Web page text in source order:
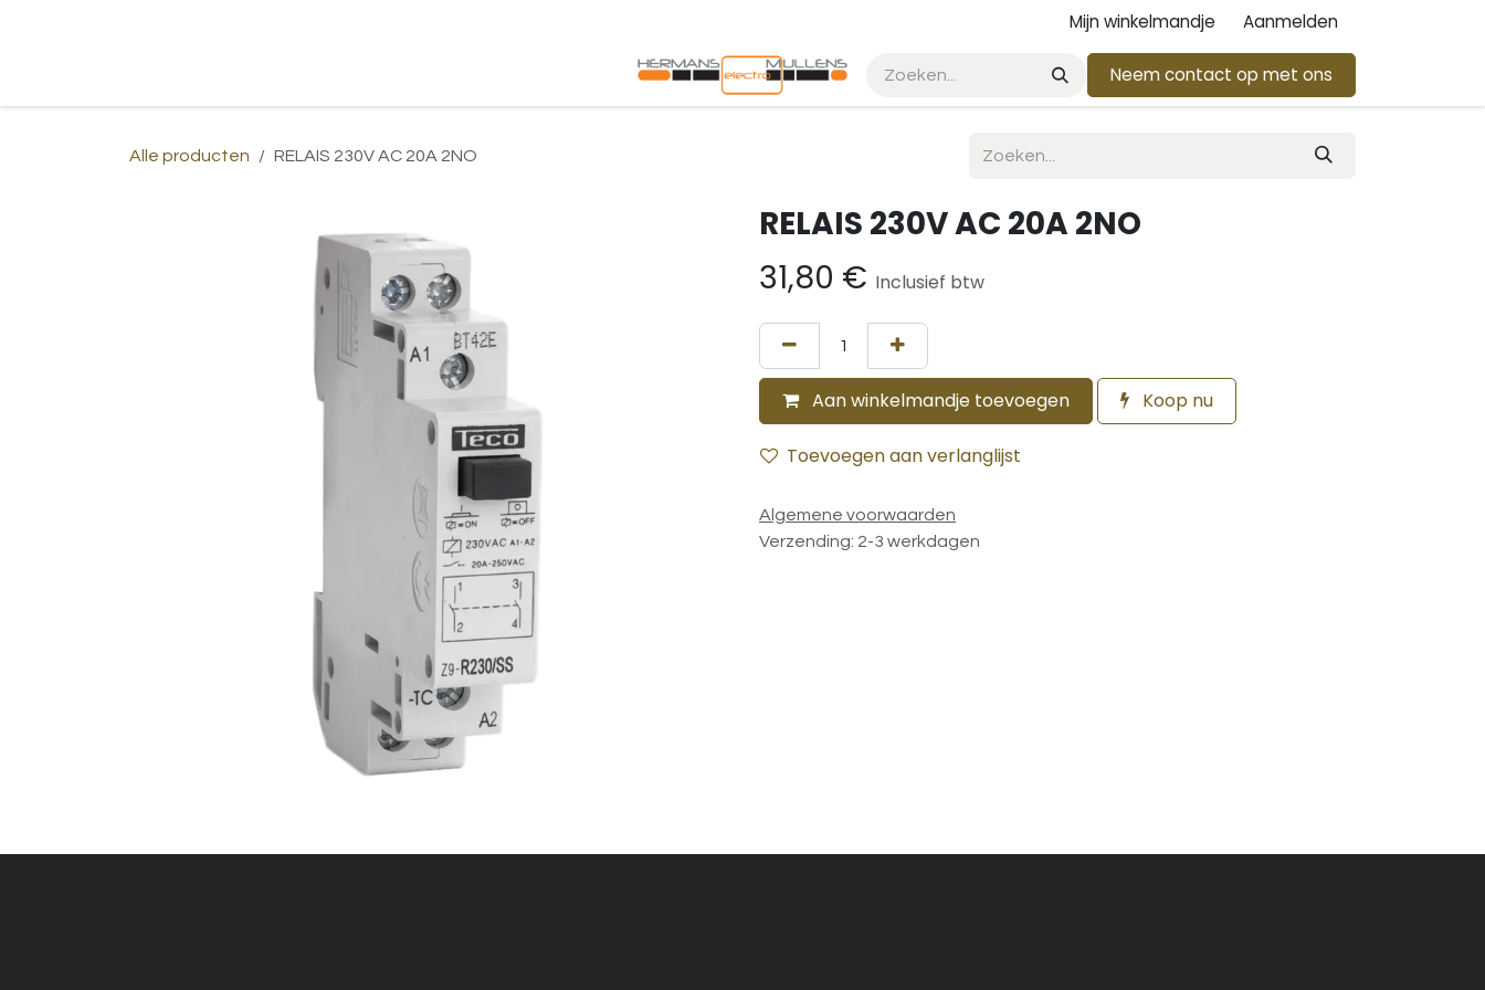
Mijn winkelmandje Aanmelden
Realisaties Neem contact op met ons
Alle producten RELAIS 230V AC 20A 2NO
RELAIS 230V AC 20A 2NO
31,80 € Inclusief btw
Aan winkelmandje toevoegen Koop nu
Toevoegen aan verlanglijst
Algemene voorwaarden
Verzending: 2-3 werkdagen